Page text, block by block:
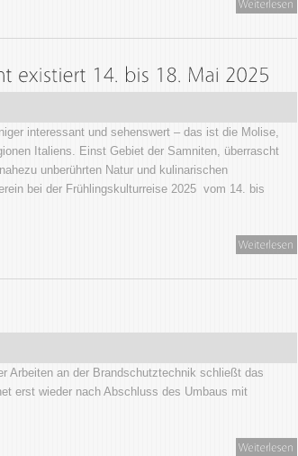
interessant und sehenswert – das ist die Molise,
Italiens. Einst Gebiet der Samniten, überrascht
unberührten Natur und kulinarischen
bei der Frühlingskulturreise 2025 vom 14. bis
Arbeiten an der Brandschutztechnik schließt das
erst wieder nach Abschluss des Umbaus mit